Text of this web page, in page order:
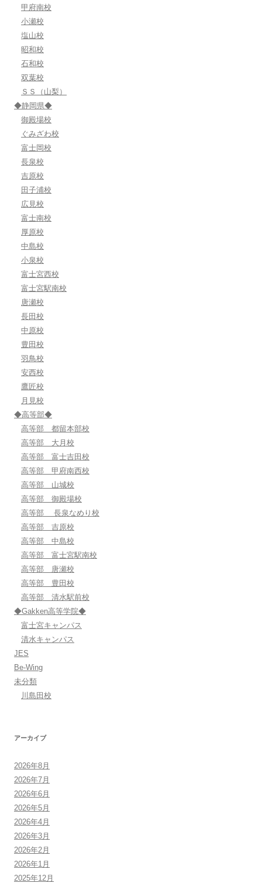
甲府南校
小瀬校
塩山校
昭和校
石和校
双葉校
ＳＳ（山梨）
◆静岡県◆
御殿場校
ぐみざわ校
富士岡校
長泉校
吉原校
田子浦校
広見校
富士南校
厚原校
中島校
小泉校
富士宮西校
富士宮駅南校
唐瀬校
長田校
中原校
豊田校
羽鳥校
安西校
鷹匠校
月見校
◆高等部◆
高等部 都留本部校
高等部 大月校
高等部 富士吉田校
高等部 甲府南西校
高等部 山城校
高等部 御殿場校
高等部 長泉なめり校
高等部 吉原校
高等部 中島校
高等部 富士宮駅南校
高等部 唐瀬校
高等部 豊田校
高等部 清水駅前校
◆Gakken高等学院◆
富士宮キャンパス
清水キャンパス
JES
Be-Wing
未分類
川島田校
アーカイブ
2026年8月
2026年7月
2026年6月
2026年5月
2026年4月
2026年3月
2026年2月
2026年1月
2025年12月